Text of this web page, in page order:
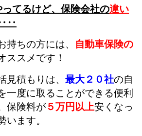
てるけど、保険会社の違い
持ちの方には、 自動車保険の
ススメです！
見積もりは、 最大２０社の自
一度に取ることができる便利
保険料が ５万円以上安くなっ
います。